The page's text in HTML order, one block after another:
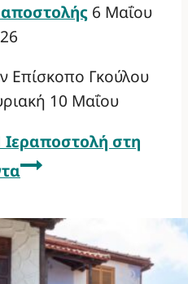
6 Μαΐου
Επίσκοπο Γκούλου
10 Μαΐου
Ιεραποστολή στη